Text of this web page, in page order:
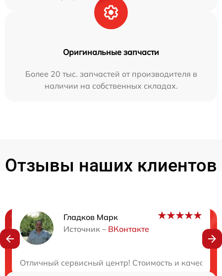
Оригинальные запчасти
Более 20 тыс. запчастей от производителя в
наличии на собственных складах.
Отзывы наших клиентов
Гладков Марк
Источник – ВКонтакте
Отличный сервисный центр! Стоимость и
Нужна консультация?